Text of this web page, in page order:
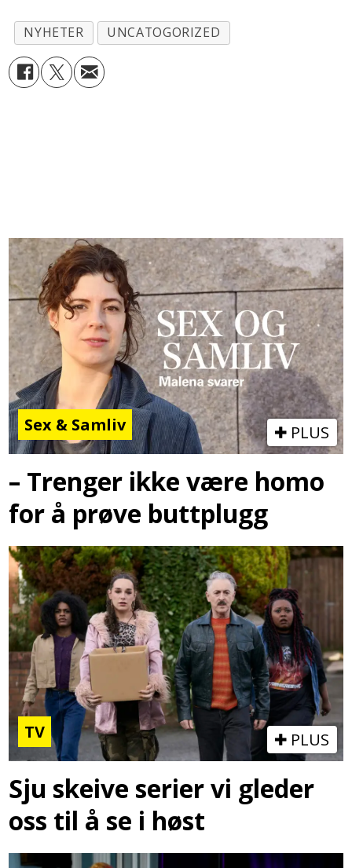
NYHETER UNCATOGORIZED
Sex & Samliv PLUS
– Trenger ikke være homo
for å prøve buttplugg
TV PLUS
Sju skeive serier vi gleder
oss til å se i høst